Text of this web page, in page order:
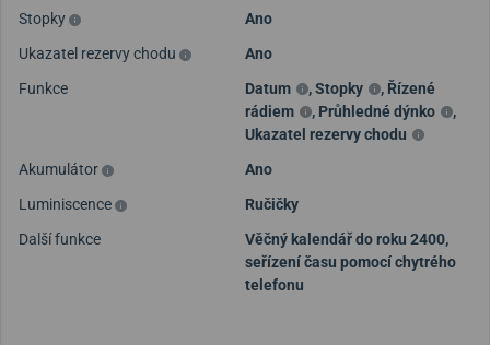
Stopky
Ano
Ukazatel rezervy chodu
Ano
Funkce
Datum ,Stopky , Řízené
rádiem
, Průhledné dýnko
,
Ukazatel rezervy chodu
Akumulátor
Ano
Luminiscence
Ručičky
Další funkce
Věčný kalendář do roku 2400,
seřízení času pomocí chytrého
telefonu